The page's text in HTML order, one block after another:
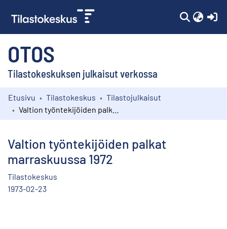
OTOS
Tilastokeskuksen julkaisut verkossa
Kokoelmat
Etusivu Tilastokeskus
Tilastojulkaisut
Valtion työntekijöiden palkat
marraskuussa 1972
Tilastokeskus
1973-02-23